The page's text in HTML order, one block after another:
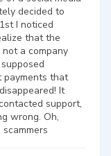
decided to
I noticed
that the
a company
payments that
It
support,
wrong. Oh,